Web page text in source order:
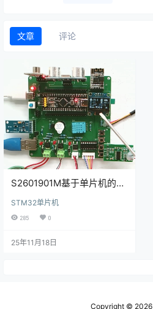
文章 评论
S2601901M基于单片机的养
牛场远程控制系统
STM32单片机
285 0
25年11月18日
Copyright © 2026